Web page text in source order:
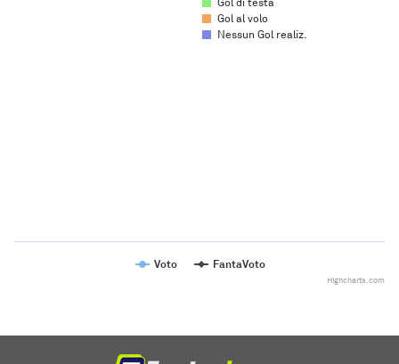
Gol al volo
Nessun Gol realiz.
Voto FantaVoto
Highcharts.com